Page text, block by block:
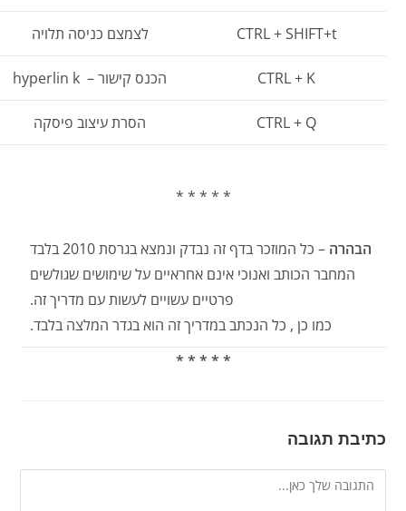
CTRL + SHIFT+t לצמצם כניסה תלויה
CTRL + K הכנס קישור – hyperlin k
CTRL + Q הסרת עיצוב פיסקה
* * * * *
הבהרה– כל המוזכר בדף זה נבדק ונמצא בגרסת 2010 בלבד
המחבר הכותב ואנוכי אינם אחראיים על שימושים שגולשים
פרטיים עשויים לעשות עם מדריך זה.
כמו כן , כל הנכתב במדריך זה הוא בגדר המלצה בלבד.
* * * * *
כתיבת תגובה